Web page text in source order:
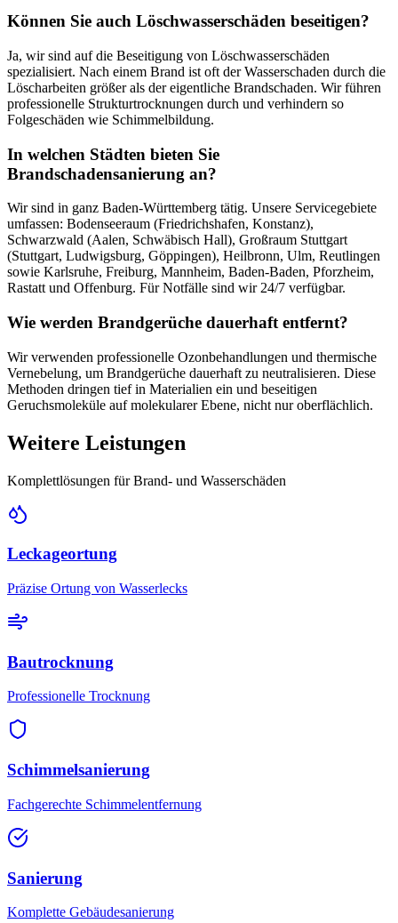
Können Sie auch Löschwasserschäden beseitigen?
Ja, wir sind auf die Beseitigung von Löschwasserschäden
spezialisiert. Nach einem Brand ist oft der Wasserschaden durch die
Löscharbeiten größer als der eigentliche Brandschaden. Wir führen
professionelle Strukturtrocknungen durch und verhindern so
Folgeschäden wie Schimmelbildung.
In welchen Städten bieten Sie
Brandschadensanierung an?
Wir sind in ganz Baden-Württemberg tätig. Unsere Servicegebiete
umfassen: Bodenseeraum (Friedrichshafen, Konstanz),
Schwarzwald (Aalen, Schwäbisch Hall), Großraum Stuttgart
(Stuttgart, Ludwigsburg, Göppingen), Heilbronn, Ulm, Reutlingen
sowie Karlsruhe, Freiburg, Mannheim, Baden-Baden, Pforzheim,
Rastatt und Offenburg. Für Notfälle sind wir 24/7 verfügbar.
Wie werden Brandgerüche dauerhaft entfernt?
Wir verwenden professionelle Ozonbehandlungen und thermische
Vernebelung, um Brandgerüche dauerhaft zu neutralisieren. Diese
Methoden dringen tief in Materialien ein und beseitigen
Geruchsmoleküle auf molekularer Ebene, nicht nur oberflächlich.
Weitere Leistungen
Komplettlösungen für Brand- und Wasserschäden
Leckageortung
Präzise Ortung von Wasserlecks
Bautrocknung
Professionelle Trocknung
Schimmelsanierung
Fachgerechte Schimmelentfernung
Sanierung
Komplette Gebäudesanierung